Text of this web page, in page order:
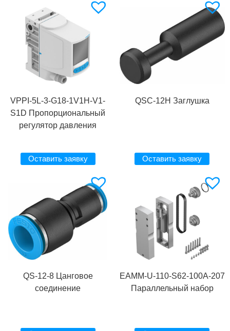
VPPI-5L-3-G18-1V1H-V1-
S1D Пропорциональный
регулятор давления
Оставить заявку
QSC-12H Заглушка
Оставить заявку
QS-12-8 Цанговое
соединение
EAMM-U-110-S62-100A-207
Параллельный набор